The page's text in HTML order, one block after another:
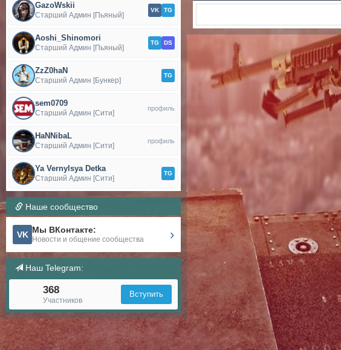
GazoWskii
Старший Админ [Пьяный]
VK TG
Aoshi_Shinomori
Старший Админ [Пьяный]
TG DS
ZzZ0haN
Старший Админ [Бункер]
TG
sem0709
Старший Админ [Сити]
профиль
HaNNibaL
Старший Админ [Сити]
профиль
Ya Vernylsya Detka
Старший Админ [Сити]
TG
Наше сообщество
VK Мы ВКонтакте:
Новости и общение сообщества ›
Наш Telegram:
368
Участников
Вступить